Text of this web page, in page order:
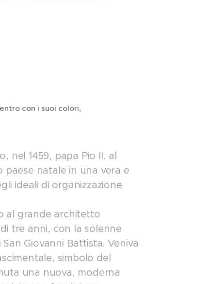
con i suoi colori,
nel 1459, papa Pio II, al
paese natale in una vera e
ideali di organizzazione
al grande architetto
tre anni, con la solenne
Giovanni Battista. Veniva
simbolo del
una nuova, moderna